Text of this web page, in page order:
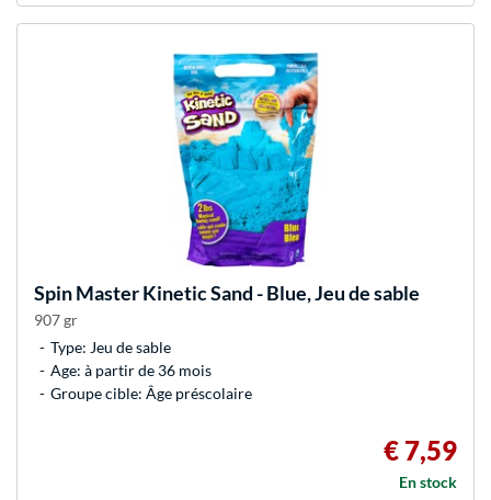
Spin MasterKinetic Sand - Blue, Jeu de sable
907 gr
Type: Jeu de sable
Age: à partir de 36 mois
Groupe cible: Âge préscolaire
€ 7,59
En stock